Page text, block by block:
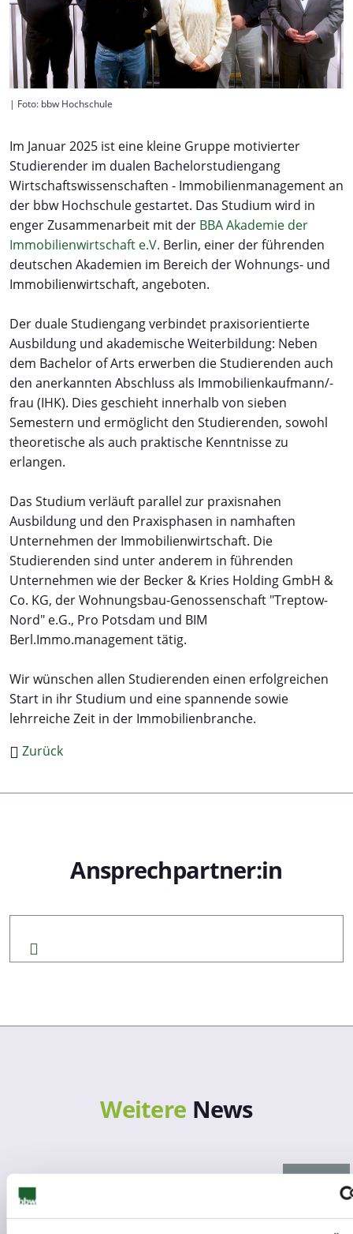
| Foto: bbw Hochschule
Im Januar 2025 ist eine kleine Gruppe motivierter
Studierender im dualen Bachelorstudiengang
Wirtschaftswissenschaften - Immobilienmanagement an
der bbw Hochschule gestartet. Das Studium wird in
enger Zusammenarbeit mit der BBA Akademie der
Immobilienwirtschaft e.V. Berlin, einer der führenden
deutschen Akademien im Bereich der Wohnungs- und
Immobilienwirtschaft, angeboten.
Der duale Studiengang verbindet praxisorientierte
Ausbildung und akademische Weiterbildung: Neben
dem Bachelor of Arts erwerben die Studierenden auch
den anerkannten Abschluss als Immobilienkaufmann/-
frau (IHK). Dies geschieht innerhalb von sieben
Semestern und ermöglicht den Studierenden, sowohl
theoretische als auch praktische Kenntnisse zu
erlangen.
Das Studium verläuft parallel zur praxisnahen
Ausbildung und den Praxisphasen in namhaften
Unternehmen der Immobilienwirtschaft. Die
Studierenden sind unter anderem in führenden
Unternehmen wie der Becker & Kries Holding GmbH &
Co. KG, der Wohnungsbau-Genossenschaft "Treptow-
Nord" e.G., Pro Potsdam und BIM
Berl.Immo.management tätig.
Wir wünschen allen Studierenden einen erfolgreichen
Start in ihr Studium und eine spannende sowie
lehrreiche Zeit in der Immobilienbranche.
Zurück
Ansprechpartner:in
Weitere News
News